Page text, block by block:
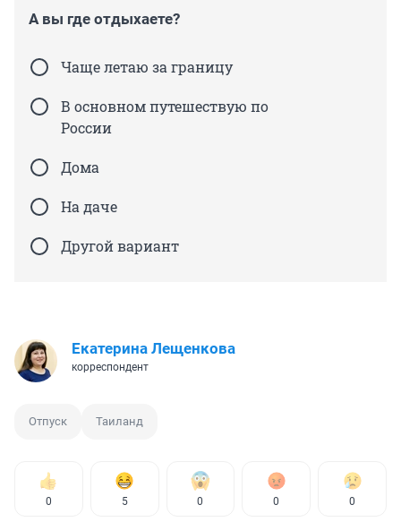
А вы где отдыхаете?
Чаще летаю за границу
В основном путешествую по
России
Дома
На даче
Другой вариант
Екатерина Лещенкова
корреспондент
Отпуск Таиланд
0 5 0 0 0